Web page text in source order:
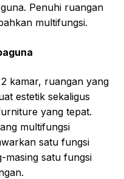
Penuhi ruangan
multifungsi.
kamar, ruangan yang
estetik sekaligus
yang tepat.
multifungsi
satu fungsi
masing satu fungsi